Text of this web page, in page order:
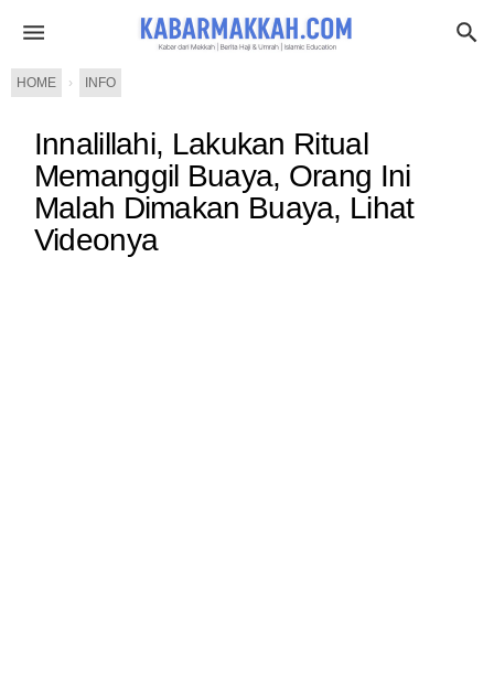
HOME › INFO
Innalillahi, Lakukan Ritual
Memanggil Buaya, Orang Ini
Malah Dimakan Buaya, Lihat
Videonya